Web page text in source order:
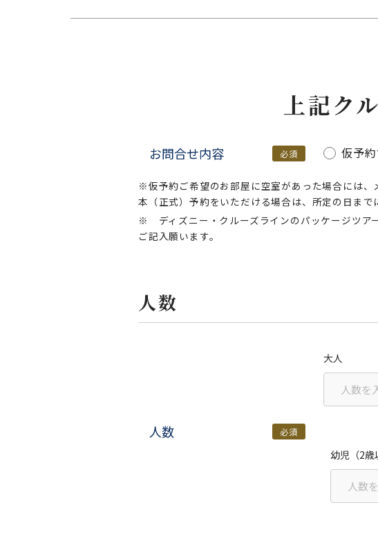
上記ク
お問合せ内容 必須 仮予
※仮予約ご希望のお部屋に空室があった場合には
本（正式）予約をいただける場合は、所定の日まで
※ ディズニー・クルーズラインのパッケージツア
ご記入願います。
人数
人数 必須
大人
幼児（2歳